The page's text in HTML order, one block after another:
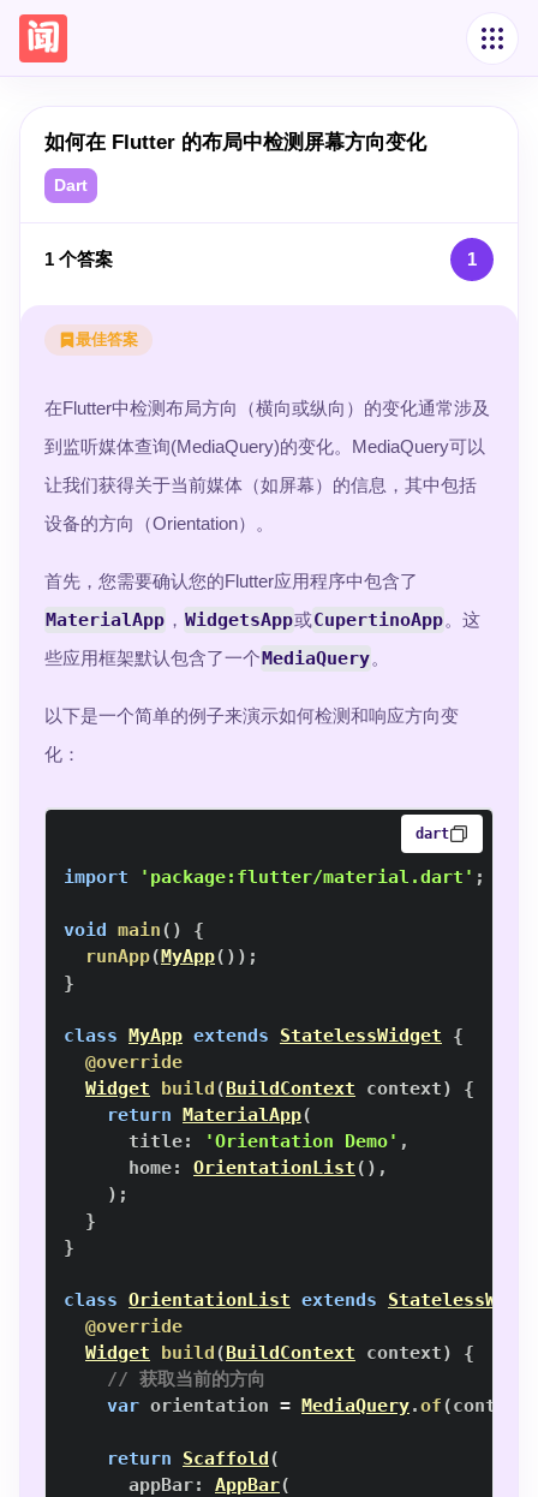
如何在 Flutter 的布局中检测屏幕方向变化
Dart
1 个答案 1
最佳答案
在Flutter中检测布局方向（横向或纵向）的变化通常涉及
到监听媒体查询(MediaQuery)的变化。MediaQuery可以
让我们获得关于当前媒体（如屏幕）的信息，其中包括
设备的方向（Orientation）。
首先，您需要确认您的Flutter应用程序中包含了
MaterialApp ， WidgetsApp或CupertinoApp。这
些应用框架默认包含了一个MediaQuery。
以下是一个简单的例子来演示如何检测和响应方向变
化：
dart
import 'package:flutter/material.dart' ;
void main( )
{
runApp(MyApp( ) ) ;
}
class MyApp extends StatelessWidget
{
@override
Widget
build(BuildContext context)
{
return MaterialApp(
      title
: 'Orientation Demo' ,
      home
: OrientationList( ) ,
) ;
}
}
class OrientationList extends
@override
Widget
build(BuildContext context)
{
// 获取当前的方向
var orientation = MediaQuery.of(context
return Scaffold(
      appBar
: AppBar(